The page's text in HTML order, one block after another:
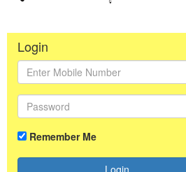
Login
Remember Me